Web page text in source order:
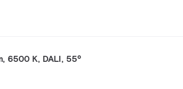
6500 K, DALI, 55°